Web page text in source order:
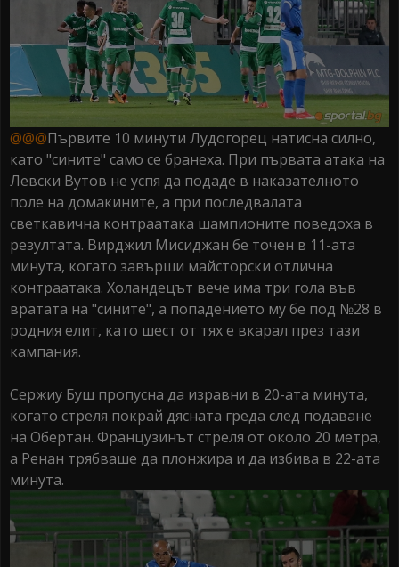
@@@Първите 10 минути Лудогорец натисна силно,
като "сините" само се бранеха. При първата атака на
Левски Вутов не успя да подаде в наказателното
поле на домакините, а при последвалата
светкавична контраатака шампионите поведоха в
резултата. Вирджил Мисиджан бе точен в 11-ата
минута, когато завърши майсторски отлична
контраатака. Холандецът вече има три гола във
вратата на "сините", а попадението му бе под №28 в
родния елит, като шест от тях е вкарал през тази
кампания.
Сержиу Буш пропусна да изравни в 20-ата минута,
когато стреля покрай дясната греда след подаване
на Обертан. Французинът стреля от около 20 метра,
а Ренан трябваше да плонжира и да избива в 22-ата
минута.